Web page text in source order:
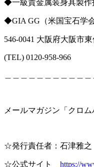
◆一級貴金属装身具製
◆GIA GG （米国宝石学
546-0041 大阪府大阪市
(TEL) 0120-958-966
メールマガジン「クロ
☆発行責任者：石津雅之
☆公式サイト https://